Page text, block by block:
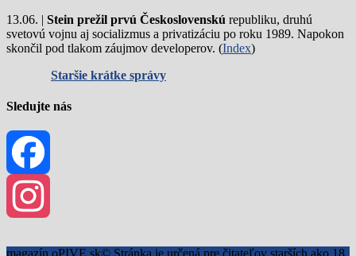
13.06. | Stein prežil prvú Československú republiku, druhú
svetovú vojnu aj socializmus a privatizáciu po roku 1989. Napokon
skončil pod tlakom záujmov developerov. (Index)
Staršie krátke správy
Sledujte nás
Facebook